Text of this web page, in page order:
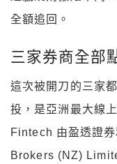
全額追回。
三家券商全部
這次被開刀的三家
投，是亞洲最大線
Fintech 由盈透證
Brokers (NZ)